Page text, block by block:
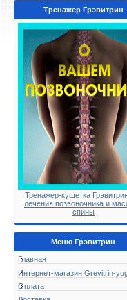
Тренажер Грэвитрин
Тренажер-кушетка
лечения позвоночника и
спины
Меню Грэвитрин
Главная
Интернет-магазин Grevitrin-
Оплата